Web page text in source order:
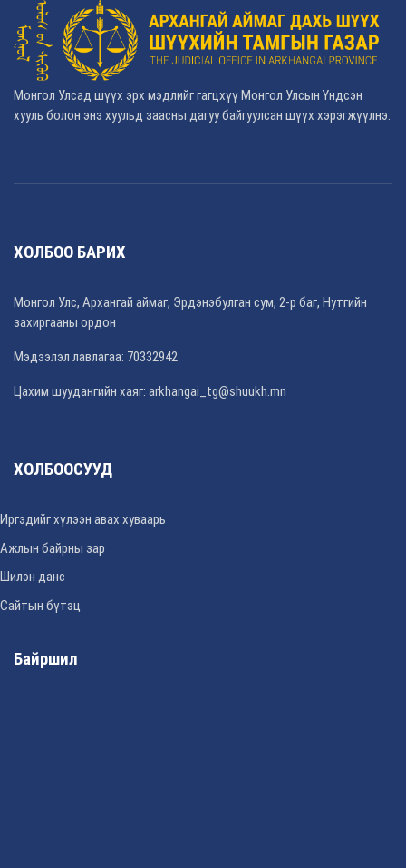
Монгол Улсад шүүх эрх мэдлийг гагцхүү Монгол Улсын Үндсэн
хууль болон энэ хуульд заасны дагуу байгуулсан шүүх хэрэгжүүлнэ.
ХОЛБОО БАРИХ
Монгол Улс, Архангай аймаг, Эрдэнэбулган сум, 2-р баг, Нутгийн
захиргааны ордон
Мэдээлэл лавлагаа: 70332942
Цахим шуудангийн хаяг: arkhangai_tg@shuukh.mn
ХОЛБООСУУД
Иргэдийг хүлээн авах хуваарь
Ажлын байрны зар
Шилэн данс
Сайтын бүтэц
Байршил